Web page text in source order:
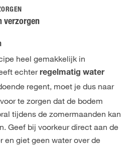
verzorgen
heel gemakkelijk in
echterregelmatig water
regent, moet je dus naar
te zorgen dat de bodem
tijdens de zomermaanden kan
Geef bij voorkeur direct aan de
en giet geen water over de